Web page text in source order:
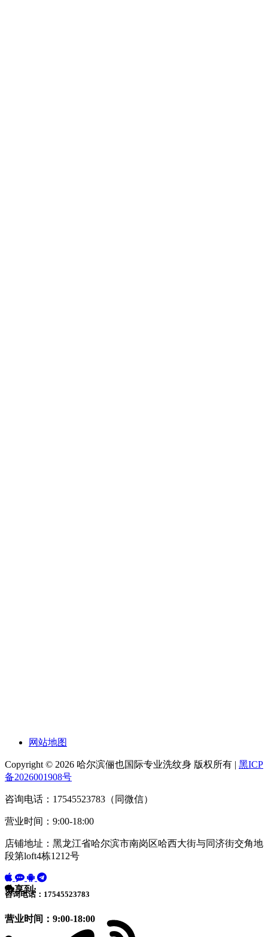
网站地图
Copyright © 2026 哈尔滨俪也国际专业洗纹身 版权所有 | 黑ICP
备2026001908号
咨询电话：17545523783（同微信）
营业时间：9:00-18:00
店铺地址：黑龙江省哈尔滨市南岗区哈西大街与同济街交角地
段第loft4栋1212号
咨询电话：17545523783
营业时间：9:00-18:00
分享到: